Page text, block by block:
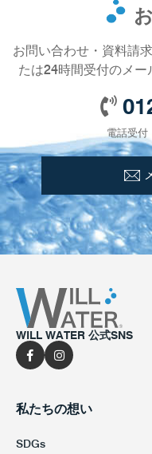
お問い合わせ・資料請
たは24時間受付のメー
電話受
WILL WATER 公式SNS
私たちの想い
SDGs